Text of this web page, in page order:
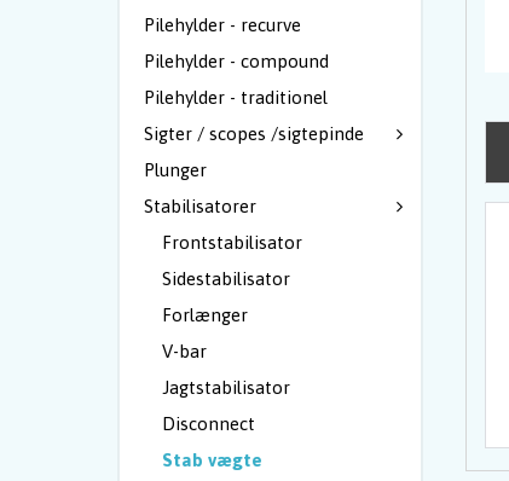
Pilehylder - recurve
Pilehylder - compound
Pilehylder - traditionel
Sigter / scopes /sigtepinde
Plunger
Stabilisatorer
Frontstabilisator
Sidestabilisator
Forlænger
V-bar
Jagtstabilisator
Disconnect
Stab vægte